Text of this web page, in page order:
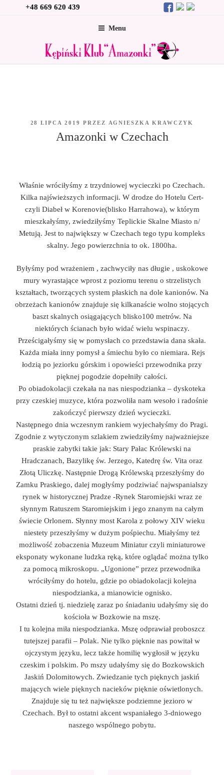
+48 669 620 439
Menu
OPUBLIKOWANE
28 LIPCA 2019 PRZEZ AGNIESZKA KRAWCZYK
Amazonki w Czechach
Właśnie wróciłyśmy z trzydniowej wycieczki po Czechach.
Kilka najświeższych informacji. W drodze do Hotelu Cert-
czyli Diabeł w Korenovie(blisko Harrahowa), w którym
mieszkałyśmy, zwiedziłyśmy Teplickie Skalne Miasto n/
Metują. Jest to największy w Czechach tego typu kompleks
skalny. Jego powierzchnia to ok. 1800ha.
Byłyśmy pod wrażeniem , zachwyciły nas długie , uskokowe
mury wyrastające wprost z poziomu terenu o strzelistych
kształtach, tworzących system płaskich na dole kanionów. Na
obrzeżach kanionów znajduje się kilkanaście wolno stojących
baszt skalnych osiągających blisko100 metrów. Na
niektórych ścianach było widać wielu wspinaczy.
Prześcigałyśmy się w pomysłach co przedstawia dana skała.
Każda miała inny pomysł a śmiechu było co niemiara. Rejs
łodzią po jeziorku górskim i opowieści przewodnika przy
pięknej pogodzie dopełniły całości.
Po obiadokolacji czekała na nas niespodzianka – dyskoteka
przy czeskiej muzyce, która pozwoliła nam wesoło i radośnie
zakończyć pierwszy dzień wycieczki.
Następnego dnia wczesnym rankiem wyjechałyśmy do Pragi.
Zgodnie z wytyczonym szlakiem zwiedziłyśmy najważniejsze
praskie zabytki takie jak: Stary Pałac Królewski na
Hradczanach, Bazylikę św. Jerzego, Katedrę św. Vita oraz
Złotą Uliczkę. Następnie Drogą Królewską przeszłyśmy do
Zamku Praskiego, dalej mogłyśmy podziwiać najwspanialszy
rynek w historycznej Pradze -Rynek Staromiejski wraz ze
słynnym Ratuszem Staromiejskim i jego znanym na całym
świecie Orlonem. Słynny most Karola z połowy XIV wieku
niestety przeszłyśmy w dużym pośpiechu. Miałyśmy też
możliwość zobaczenia Muzeum Miniatur czyli miniaturowe
eksponaty wykonane ludzka ręką, które oglądać można tylko
za pomocą mikroskopu. „Ugonione” przez przewodnika
wróciłyśmy do hotelu, gdzie po obiadokolacji kolejna
niespodzianka, a mianowicie ognisko.
Ostatni dzień tj. niedzielę zaraz po śniadaniu udałyśmy się do
kościoła w Bozkowie na mszę.
I tu kolejna miła niespodzianka. Mszę odprawiał proboszcz
tutejszej parafii – Polak. Nie tylko pięknie nas powitał w
ojczystym języku, lecz także homilię wygłosił w języku
czeskim i polskim. Po mszy udałyśmy się do Bozkowskich
Jaskiń Dolomitowych. Zwiedzanie tych pięknych jaskiń
mających wiele pięknych nacieków pięknie oświetlonych.
Znajduje się tu też największe podziemne jezioro w
Czechach. Był to ostatni akcent wspaniałego 3-dniowego
naszego wspólnego pobytu.